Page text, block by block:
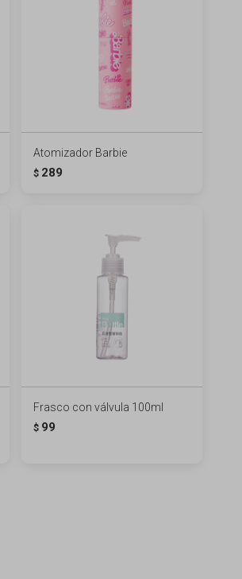
Atomizador Barbie
$ 289
Frasco con válvula 100ml
$ 99